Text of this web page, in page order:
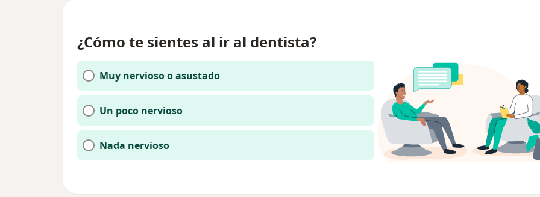
¿Cómo te sientes al ir al dentista?
Muy nervioso o asustado
Un poco nervioso
Nada nervioso